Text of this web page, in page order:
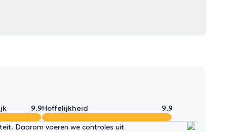
9.9Hoffelijkheid 9.9
Daarom voeren we controles uit